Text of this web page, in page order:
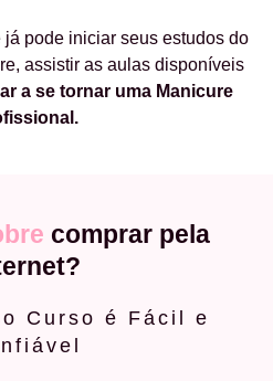
pode iniciar seus estudos do
assistir as aulas disponíveis
a se tornar uma Manicure
comprar pela
Curso é Fácil e